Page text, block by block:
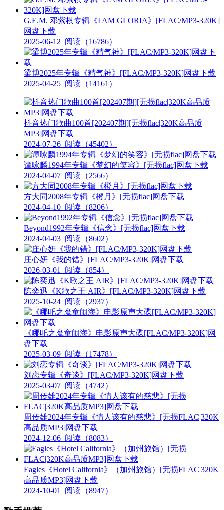
G.E.M. 邓紫棋专辑《I AM GLORIA》[FLAC/MP3-320K]
网盘下载
2025-06-12 阅读（16786）
梁博2025年专辑《精气神》[FLAC/MP3-320K]网盘下载
2025-04-25 阅读（14161）
抖音热门歌曲100首[202407期][无损flac|320K高品质
MP3]网盘下载
2024-07-26 阅读（45402）
谭咏麟1994年专辑《梦幻的笑容》[无损flac]网盘下载
2024-04-07 阅读（2566）
方大同2008年专辑《橙月》[无损flac]网盘下载
2024-04-10 阅读（8206）
Beyond1992年专辑《信念》[无损flac]网盘下载
2024-04-03 阅读（8602）
庄心妍《我的错》[FLAC/MP3-320K]网盘下载
2026-03-01
阅读（854）
陈奕迅《K歌之王 AIR》[FLAC/MP3-320K]网盘下载
2025-10-24 阅读（2937）
《哪吒之魔童闹海》电影原声大碟[FLAC/MP3-320K]网
盘下载
2025-03-09 阅读（17478）
刘恋专辑《奇谈》[FLAC/MP3-320K]网盘下载
2025-03-07 阅读（4742）
周传雄2024年专辑《情人该有的慈悲》[无损FLAC|320K
高品质MP3]网盘下载
2024-12-06 阅读（8083）
Eagles《Hotel California》（加州旅馆）[无损FLAC|320K
高品质MP3]网盘下载
2024-10-01
阅读（8947）